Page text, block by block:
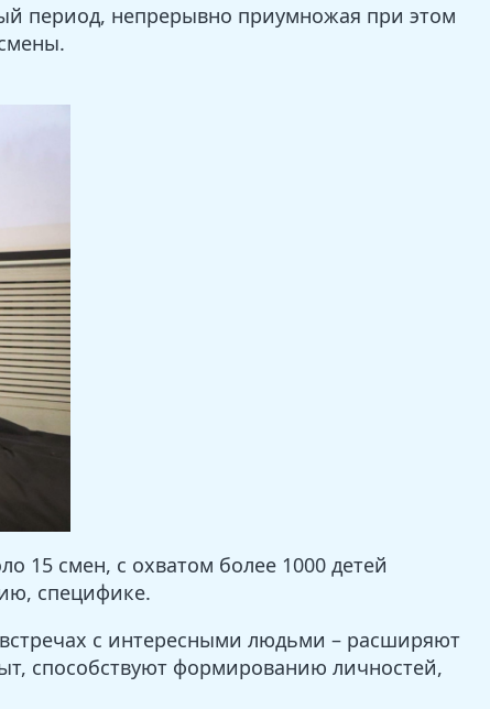
период, непрерывно приумножая при этом
15 смен, с охватом более 1000 детей
специфике.
с интересными людьми – расширяют
способствуют формированию личностей,